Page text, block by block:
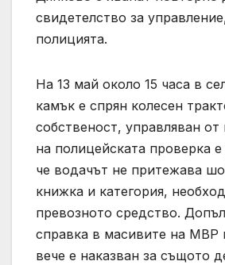
свидетелство за
полицията.
На 13 май около 15 часа в
камък е спрян колесен
собственост, управляван от
на полицейската проверка
че водачът не притежава
книжка и категория,
превозното средство.
справка в масивите на МВР
вече е наказван за същото